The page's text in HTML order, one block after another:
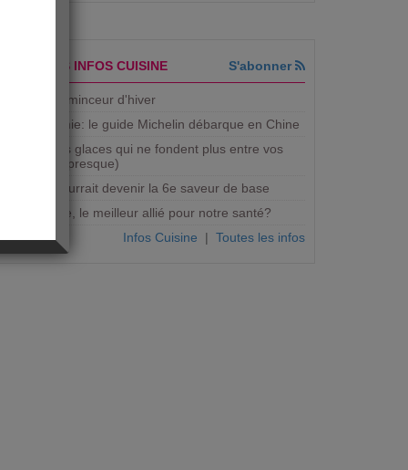
DERNIERES INFOS CUISINE S'abonner
5 recettes minceur d'hiver
Gastronomie: le guide Michelin débarque en Chine
Bientôt des glaces qui ne fondent plus entre vos
mains (ou presque)
Le gras pourrait devenir la 6e saveur de base
Micro-onde, le meilleur allié pour notre santé?
Infos Cuisine | Toutes les infos